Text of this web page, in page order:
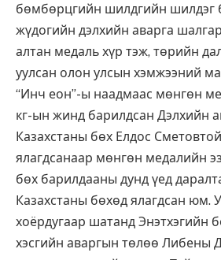
бөмбөрцгийн шилдгийн шилдэг
жүдогийн дэлхийн аварга
алтан медаль хүр тэж, төрийн
уулсан олон улсын хэмжээний
“Инч еон”-ы наадмаас мөнгөн ме
кг-ын жинд барилдсан Дэлхийн
Казахстаны бөх Елдос
ялагдсанаар мөнгөн медалийн
бөх барилдааны дунд үед
Казахстаны бөхөд ялагдсан юм.
хоёрдугаар шатанд Энэтхэгийн
хэсгийн аваргын төлөө Либены